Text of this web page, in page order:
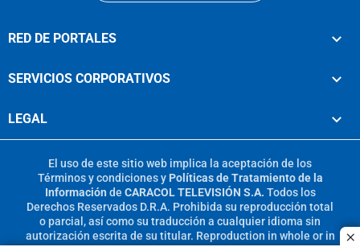
RED DE PORTALES
SERVICIOS CORPORATIVOS
LEGAL
El uso de este sitio web implica la aceptación de los
Términos y condicionesy Políticas de Tratamiento de la
Información de CARACOL TELEVISIÓN S.A. Todos los
Derechos Reservados D.R.A. Prohibida su reproducción total
o parcial, así como su traducción a cualquier idioma sin
autorización escrita de su titular. Reproduction in whole or in